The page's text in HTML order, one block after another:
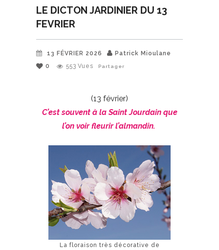
LE DICTON JARDINIER DU 13
FEVRIER
13 FÉVRIER 2026
Patrick Mioulane
0
553 Vues Partager
(13 février)
C’est souvent à la Saint Jourdain que
l’on voir fleurir l’almandin.
La floraison très décorative de